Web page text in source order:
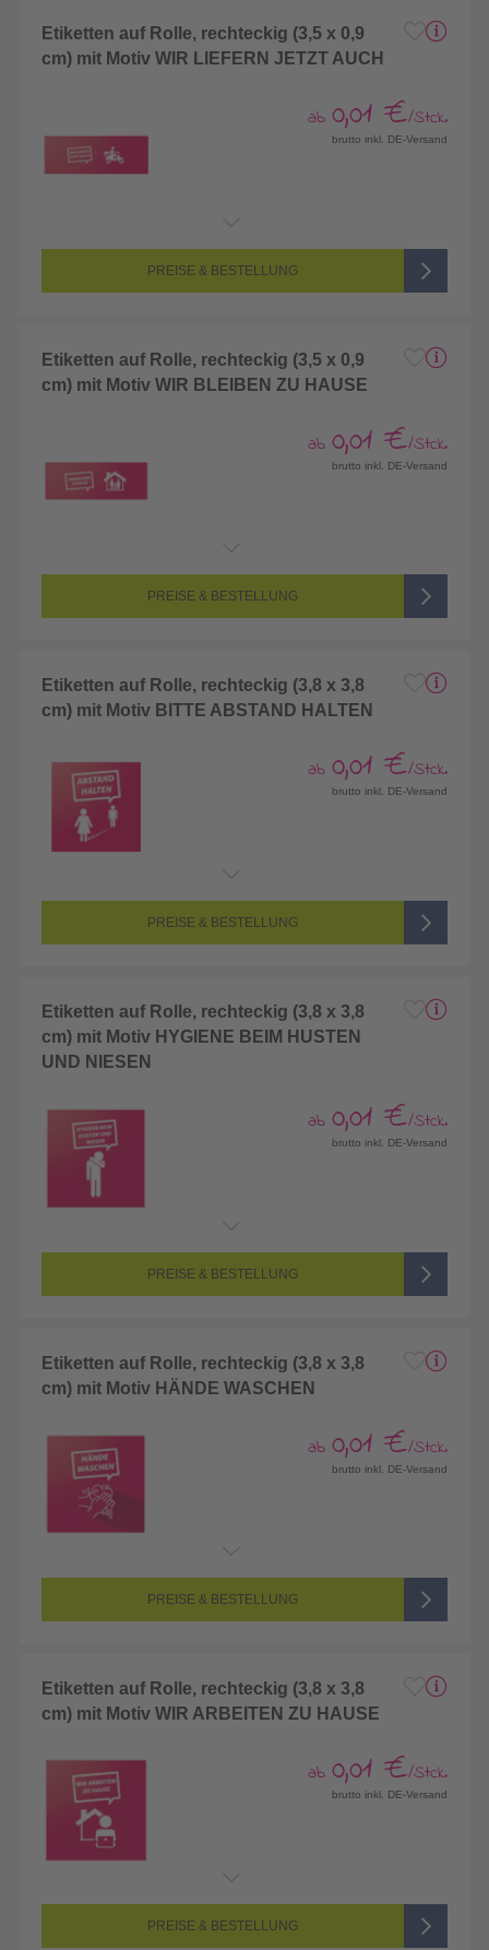
Etiketten auf Rolle, rechteckig (3,5 x 0,9
cm) mit Motiv WIR LIEFERN JETZT AUCH
ab 0,01 €/Stck.
brutto inkl. DE-Versand
PREISE & BESTELLUNG
Etiketten auf Rolle, rechteckig (3,5 x 0,9
cm) mit Motiv WIR BLEIBEN ZU HAUSE
ab 0,01 €/Stck.
brutto inkl. DE-Versand
PREISE & BESTELLUNG
Etiketten auf Rolle, rechteckig (3,8 x 3,8
cm) mit Motiv BITTE ABSTAND HALTEN
ab 0,01 €/Stck.
brutto inkl. DE-Versand
PREISE & BESTELLUNG
Etiketten auf Rolle, rechteckig (3,8 x 3,8
cm) mit Motiv HYGIENE BEIM HUSTEN
UND NIESEN
ab 0,01 €/Stck.
brutto inkl. DE-Versand
PREISE & BESTELLUNG
Etiketten auf Rolle, rechteckig (3,8 x 3,8
cm) mit Motiv HÄNDE WASCHEN
ab 0,01 €/Stck.
brutto inkl. DE-Versand
PREISE & BESTELLUNG
Etiketten auf Rolle, rechteckig (3,8 x 3,8
cm) mit Motiv WIR ARBEITEN ZU HAUSE
ab 0,01 €/Stck.
brutto inkl. DE-Versand
PREISE & BESTELLUNG